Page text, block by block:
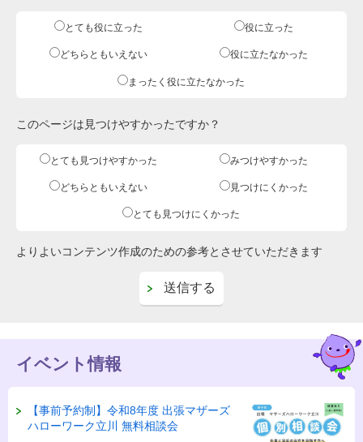
とても役に立った 役に立った
どちらともいえない 役に立たなかった
まったく役に立たなかった
このページは見つけやすかったですか？
とても見つけやすかった みつけやすかった
どちらともいえない 見つけにくかった
とても見つけにくかった
よりよいコンテンツ作成のための参考とさせていただきます
イベント情報
【事前予約制】令和8年度 出張マザーズ
ハローワーク立川 無料相談会